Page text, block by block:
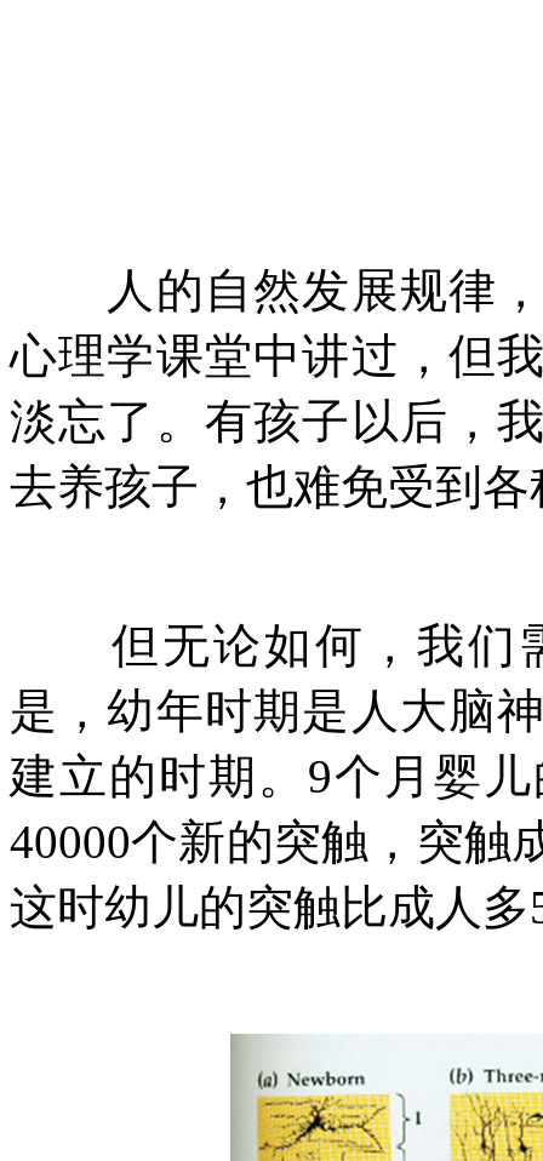
人的自然发展规律，
心理学课堂中讲过，但
淡忘了。有孩子以后，
去养孩子，也难免受到
但无论如何，我们
是，幼年时期是人大脑
建立的时期。9个月婴
40000个新的突触，突触
这时幼儿的突触比成人多